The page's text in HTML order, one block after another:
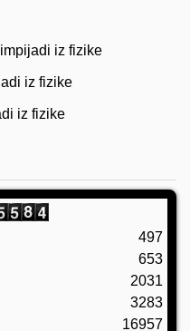
iz fizike
iz fizike
iz fizike
497
653
2031
3283
16957